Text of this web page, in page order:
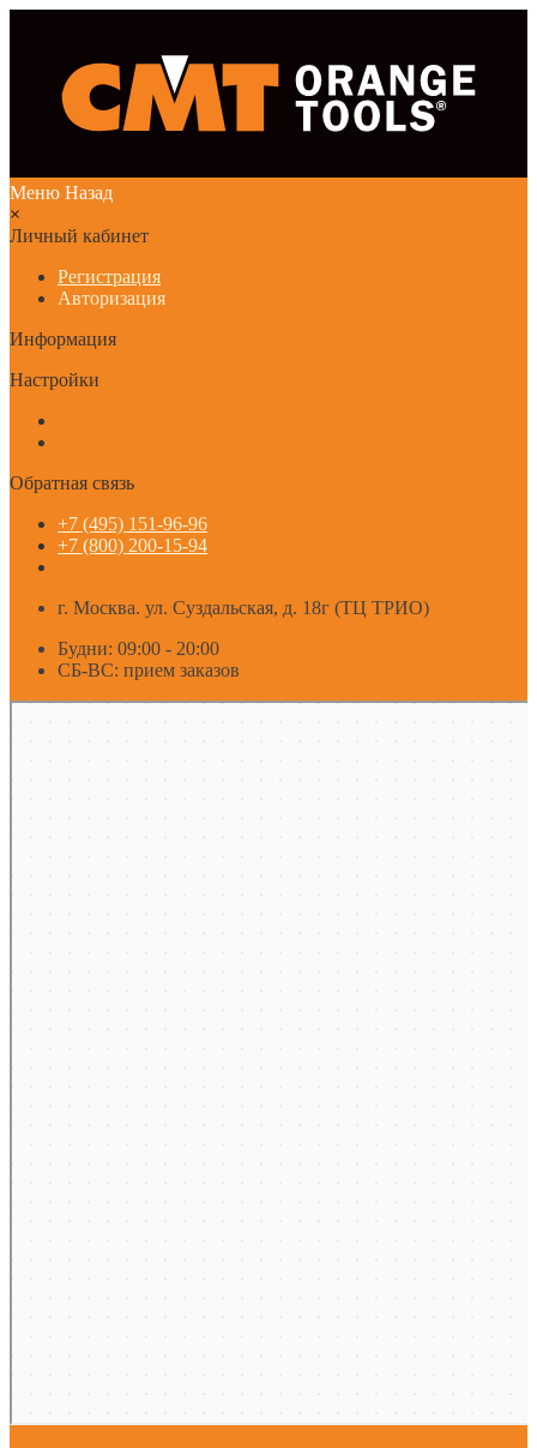
Меню Назад
×
Личный кабинет
Регистрация
Авторизация
Информация
Настройки
Обратная связь
+7 (495) 151-96-96
+7 (800) 200-15-94
г. Москва. ул. Суздальская, д. 18г (ТЦ ТРИО)
Будни: 09:00 - 20:00
СБ-ВС: прием заказов